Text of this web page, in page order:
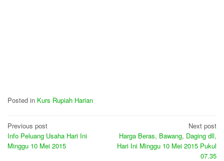
Posted in Kurs Rupiah Harian
Post
navigation
Previous post
Info Peluang Usaha Hari Ini
Minggu 10 Mei 2015
Next post
Harga Beras, Bawang, Daging dll,
Hari Ini Minggu 10 Mei 2015 Pukul
07.35